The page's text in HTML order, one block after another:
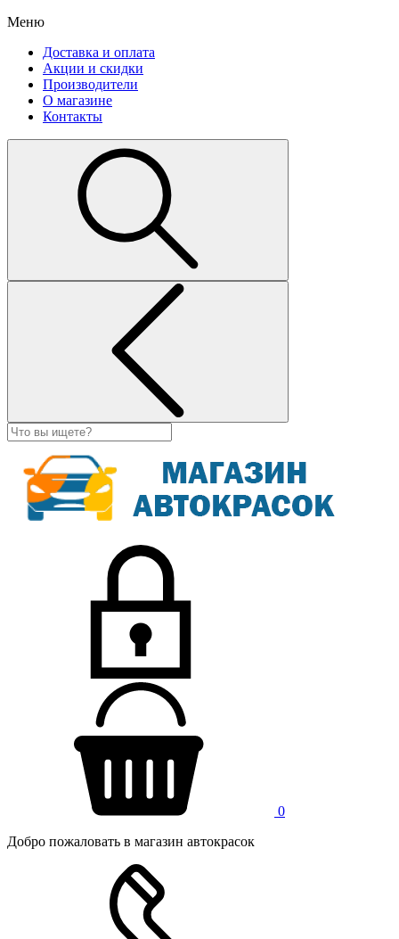
Меню
Доставка и оплата
Акции и скидки
Производители
О магазине
Контакты
0
Добро пожаловать в магазин автокрасок